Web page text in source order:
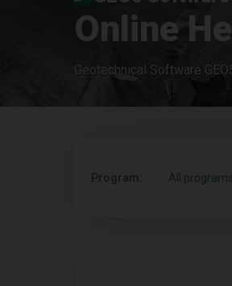
Online
Geotechnical Software
Program: All programs